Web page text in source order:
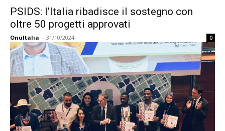
PSIDS: l’Italia ribadisce il sostegno con
oltre 50 progetti approvati
OnuItalia - 31/10/2024 0